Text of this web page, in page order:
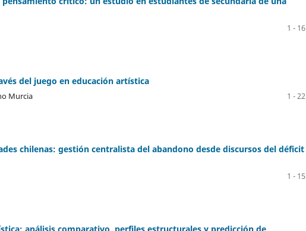
1 - 16
del juego en educación artística
Murcia
1 - 22
chilenas: gestión centralista del abandono desde discursos del déficit
1 - 15